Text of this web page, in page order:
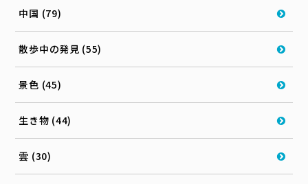
中国 (79)
散歩中の発見 (55)
景色 (45)
生き物 (44)
雲 (30)